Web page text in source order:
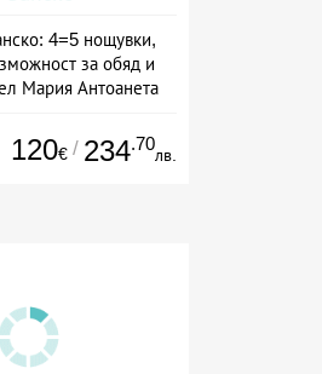
4=5 нощувки,
за обяд и
Мария Антоанета
120€ / 234.70
лв.